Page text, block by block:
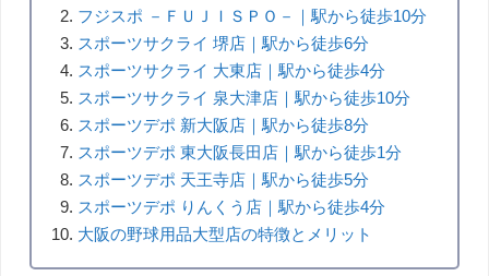
フジスポ －ＦＵＪＩＳＰＯ－｜駅から徒歩10分
スポーツサクライ 堺店｜駅から徒歩6分
スポーツサクライ 大東店｜駅から徒歩4分
スポーツサクライ 泉大津店｜駅から徒歩10分
スポーツデポ 新大阪店｜駅から徒歩8分
スポーツデポ 東大阪長田店｜駅から徒歩1分
スポーツデポ 天王寺店｜駅から徒歩5分
スポーツデポ りんくう店｜駅から徒歩4分
大阪の野球用品大型店の特徴とメリット